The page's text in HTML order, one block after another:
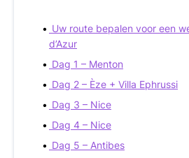
Uw route bepalen voor een
d’Azur
Dag 1 – Menton
Dag 2 – Èze + Villa Ephrussi
Dag 3 – Nice
Dag 4 – Nice
Dag 5 – Antibes